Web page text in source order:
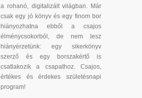
a rohanó, digitalizált világban. Már
csak egy jó könyv és egy finom bor
hiányozhatna ebből a csajos
élménycsokorból, de nem lesz
hiányérzetünk: egy sikerkönyv
szerző és egy borszakértő is
csatlakozik a csapathoz. Csajos,
értékes és érdekes születésnapi
program!